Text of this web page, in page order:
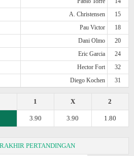
A. Christensen
15
Pau Victor
18
Dani Olmo
20
Eric Garcia
24
Hector Fort
32
Diego Kochen
31
2
X
1
1.80
3.90
3.90
PERTANDINGAN